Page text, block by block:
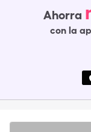
Ahorra
con la